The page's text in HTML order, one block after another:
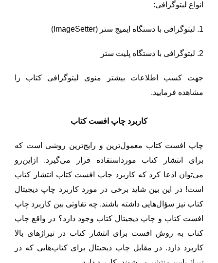
انواع لیتوگرافی:
1. لیتوگرافی با دستگاه ایمیج ستر (ImageSetter)
2. لیتوگرافی با دستگاه پلیت ستر
جهت کسب اطلاعات بیشتر منوی لیتوگرافی کتاب را
مشاهده فرمایید.
کاربرد چاپ افست کتاب
چاپ افست کتاب معمول‌ترین و رایج‌ترین روشی است که
برای انتشار کتاب مورداستفاده قرار می‌گیرد. ازاین‌رو
می‌توان ادعا کرد که کاربرد چاپ افست کتاب انتشار کتاب
است! در این‌ بین شاید برخی در مورد کاربرد چاپ دیجیتال
کتاب نیز سؤال‌هایی داشته باشند. چه تفاوتی بین کاربرد چاپ
افست کتاب و چاپ دیجیتال کتاب وجود دارد؟ در واقع چاپ
کتاب به روش افست برای انتشار کتاب در تیراژهای بالا
کاربرد دارد. در مقابل چاپ دیجیتال برای کتاب‌هایی که در